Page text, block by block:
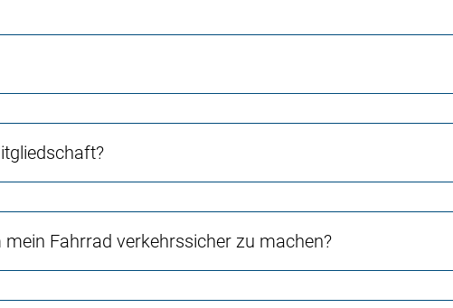
Fahrrad verkehrssicher zu machen?